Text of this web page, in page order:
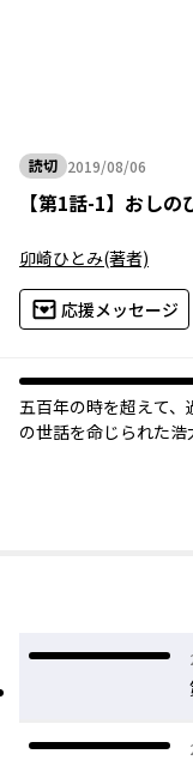
読切 2019/08/06
2019年08月06日
【第1話-1】 おしの
卯崎ひとみ(著者)
応援メッセージ
五百年の時を超えて
の世話を命じられた